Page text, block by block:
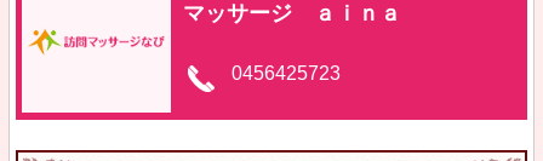
マッサージ ａｉｎａ
0456425723